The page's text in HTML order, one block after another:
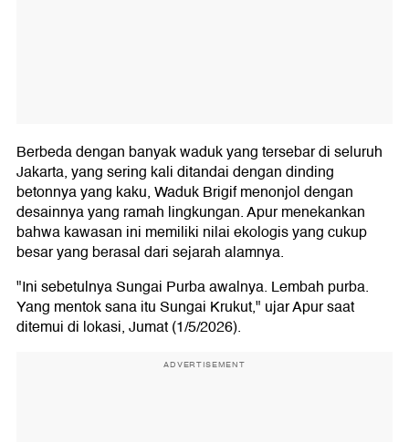
Berbeda dengan banyak waduk yang tersebar di seluruh
Jakarta, yang sering kali ditandai dengan dinding
betonnya yang kaku, Waduk Brigif menonjol dengan
desainnya yang ramah lingkungan. Apur menekankan
bahwa kawasan ini memiliki nilai ekologis yang cukup
besar yang berasal dari sejarah alamnya.
"Ini sebetulnya Sungai Purba awalnya. Lembah purba.
Yang mentok sana itu Sungai Krukut," ujar Apur saat
ditemui di lokasi, Jumat (1/5/2026).
ADVERTISEMENT